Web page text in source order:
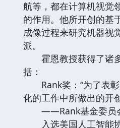
航等，都在计算机视觉
的作用。他所开创的基
成像过程来研究机器视
派。
霍恩教授获得了诸
括：
Rank奖：“为了表彰
化的工作中所做出的开
——Rank基金委员会
入选美国人工智能协